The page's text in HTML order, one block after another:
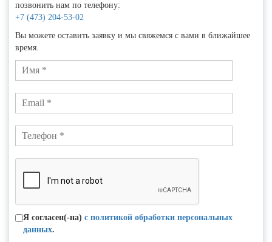
позвонить нам по телефону:
+7 (473) 204-53-02
Вы можете оставить заявку и мы свяжемся с вами в ближайшее
время.
Я согласен(-на) с политикой обработки персональных
данных.